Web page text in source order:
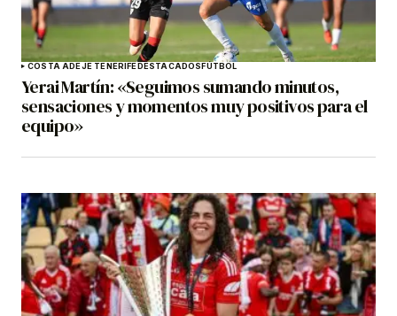
COSTA ADEJE TENERIFEDESTACADOSFÚTBOL
Yerai Martín: «Seguimos sumando minutos,
sensaciones y momentos muy positivos para el
equipo»